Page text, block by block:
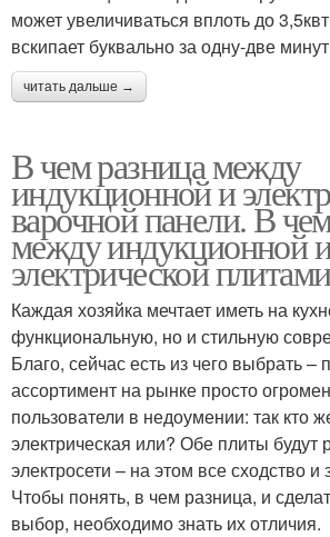
может увеличиваться вплоть до
вскипает буквально за одну-две
читать дальше →
В чем разница между
индукционной и
варочной панели. В
между индукционной и
электрической плитами
Каждая хозяйка мечтает иметь на
функциональную, но и стильную
Благо, сейчас есть из чего выбрать –
ассортимент на рынке просто
пользователи в недоумении: так кто
электрическая или? Обе плиты будут
электросети – на этом все сходство и
Чтобы понять, в чем разница, и
выбор, необходимо знать их отличия.